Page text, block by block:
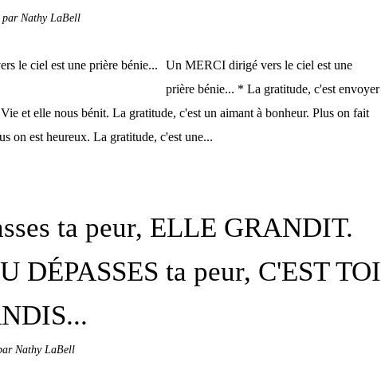
par Nathy LaBell
Un MERCI dirigé vers le ciel est une
prière bénie... * La gratitude, c'est envoyer
et elle nous bénit. La gratitude, c'est un aimant à bonheur. Plus on fait
on est heureux. La gratitude, c'est une...
ta peur, ELLE GRANDIT.
DÉPASSES ta peur, C'EST TOI
Nathy LaBell